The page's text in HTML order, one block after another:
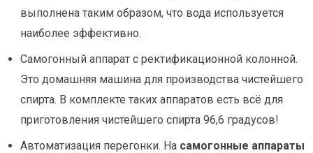
выполнена таким образом, что вода используется
наиболее эффективно.
Самогонный аппарат с ректификационной колонной.
Это домашняя машина для производства чистейшего
спирта. В комплекте таких аппаратов есть всё для
приготовления чистейшего спирта 96,6 градусов!
Автоматизация перегонки. На самогонные аппараты